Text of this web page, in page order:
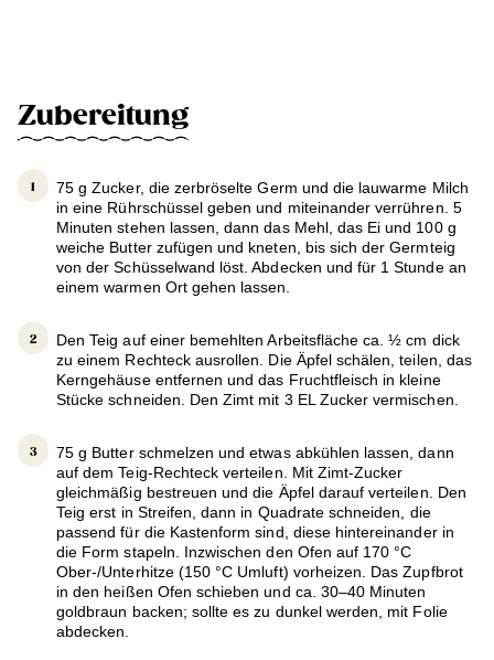
Zubereitung
75 g Zucker, die zerbröselte Germ und die lauwarme Milch
in eine Rührschüssel geben und miteinander verrühren. 5
Minuten stehen lassen, dann das Mehl, das Ei und 100 g
weiche Butter zufügen und kneten, bis sich der Germteig
von der Schüsselwand löst. Abdecken und für 1 Stunde an
einem warmen Ort gehen lassen.
Den Teig auf einer bemehlten Arbeitsfläche ca. ½ cm dick
zu einem Rechteck ausrollen. Die Äpfel schälen, teilen, das
Kerngehäuse entfernen und das Fruchtfleisch in kleine
Stücke schneiden. Den Zimt mit 3 EL Zucker vermischen.
75 g Butter schmelzen und etwas abkühlen lassen, dann
auf dem Teig-Rechteck verteilen. Mit Zimt-Zucker
gleichmäßig bestreuen und die Äpfel darauf verteilen. Den
Teig erst in Streifen, dann in Quadrate schneiden, die
passend für die Kastenform sind, diese hintereinander in
die Form stapeln. Inzwischen den Ofen auf 170 °C
Ober-/Unterhitze (150 °C Umluft) vorheizen. Das Zupfbrot
in den heißen Ofen schieben und ca. 30–40 Minuten
goldbraun backen; sollte es zu dunkel werden, mit Folie
abdecken.